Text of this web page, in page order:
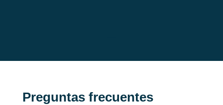
Preguntas frecuentes